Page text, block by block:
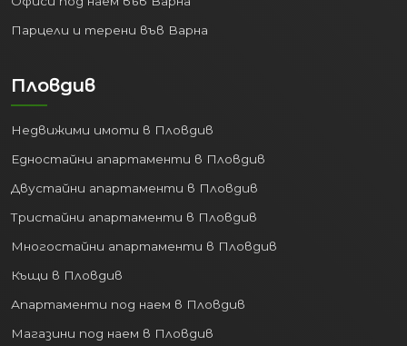
Парцели и терени във Варна
Пловдив
Недвижими имоти в Пловдив
Едностайни апартаменти в Пловдив
Двустайни апартаменти в Пловдив
Тристайни апартаменти в Пловдив
Многостайни апартаменти в Пловдив
Къщи в Пловдив
Апартаменти под наем в Пловдив
Магазини под наем в Пловдив